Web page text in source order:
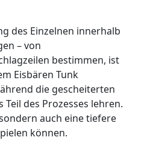
des Einzelnen innerhalb
– von
bestimmen, ist
Eisbären Tunk
die gescheiterten
des Prozesses lehren.
auch eine tiefere
können.